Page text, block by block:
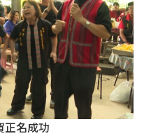
正名成功